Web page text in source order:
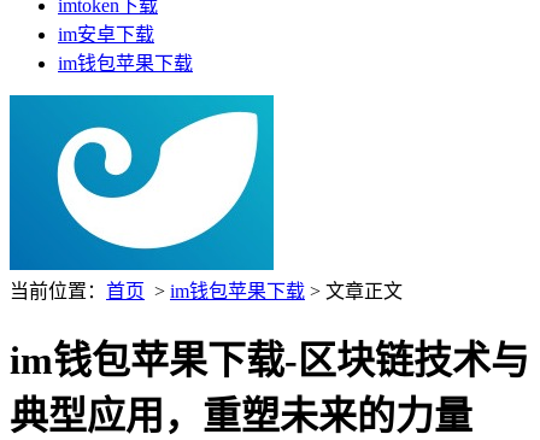
imtoken下载
im安卓下载
im钱包苹果下载
当前位置： 首页 > im钱包苹果下载 > 文章正文
im钱包苹果下载-区块链技术与
典型应用，重塑未来的力量